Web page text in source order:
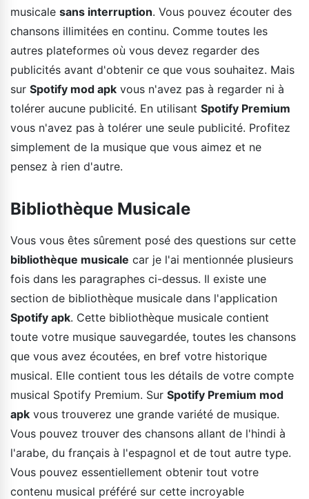
musicale sans interruption. Vous pouvez écouter des
chansons illimitées en continu. Comme toutes les
autres plateformes où vous devez regarder des
publicités avant d'obtenir ce que vous souhaitez. Mais
sur Spotify mod apk vous n'avez pas à regarder ni à
tolérer aucune publicité. En utilisant Spotify Premium
vous n'avez pas à tolérer une seule publicité. Profitez
simplement de la musique que vous aimez et ne
pensez à rien d'autre.
Bibliothèque Musicale
Vous vous êtes sûrement posé des questions sur cette
bibliothèque musicale car je l'ai mentionnée plusieurs
fois dans les paragraphes ci-dessus. Il existe une
section de bibliothèque musicale dans l'application
Spotify apk. Cette bibliothèque musicale contient
toute votre musique sauvegardée, toutes les chansons
que vous avez écoutées, en bref votre historique
musical. Elle contient tous les détails de votre compte
musical Spotify Premium. Sur Spotify Premium mod
apk vous trouverez une grande variété de musique.
Vous pouvez trouver des chansons allant de l'hindi à
l'arabe, du français à l'espagnol et de tout autre type.
Vous pouvez essentiellement obtenir tout votre
contenu musical préféré sur cette incroyable